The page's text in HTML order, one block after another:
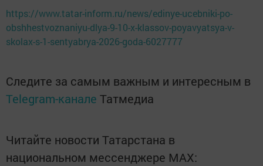
https://www.tatar-inform.ru/news/edinye-ucebniki-po-
obshhestvoznaniyu-dlya-9-10-x-klassov-poyavyatsya-v-
skolax-s-1-sentyabrya-2026-goda-6027777
Следите за самым важным и интересным в
Telegram-канале Татмедиа
Читайте новости Татарстана в
национальном мессенджере MАХ: